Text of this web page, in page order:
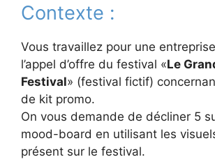
Contexte :
Vous travaillez pour une
l’appel d’offre du festival «Le
Festival» (festival fictif)
de kit promo.
On vous demande de décliner 5
mood-board en utilisant les
présent sur le festival.